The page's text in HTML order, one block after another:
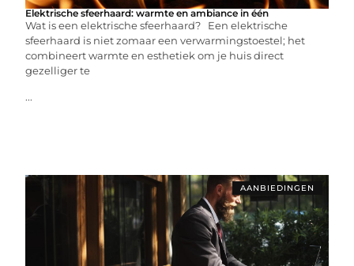
Elektrische sfeerhaard: warmte en ambiance in één
Wat is een elektrische sfeerhaard? Een elektrische
sfeerhaard is niet zomaar een verwarmingstoestel; het
combineert warmte en esthetiek om je huis direct
gezelliger te
...
AANBIEDINGEN